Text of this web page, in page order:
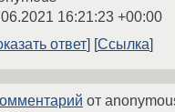
16:21:23 +00:00
ответ
Ссылка
от